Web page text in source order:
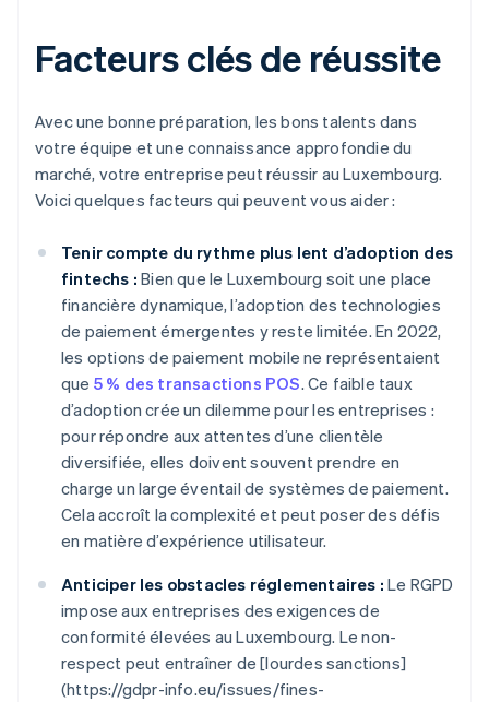
Facteurs clés de réussite
Avec une bonne préparation, les bons talents dans
votre équipe et une connaissance approfondie du
marché, votre entreprise peut réussir au Luxembourg.
Voici quelques facteurs qui peuvent vous aider :
Tenir compte du rythme plus lent d’adoption des
fintechs : Bien que le Luxembourg soit une place
financière dynamique, l’adoption des technologies
de paiement émergentes y reste limitée. En 2022,
les options de paiement mobile ne représentaient
que 5 % des transactions POS. Ce faible taux
d’adoption crée un dilemme pour les entreprises :
pour répondre aux attentes d’une clientèle
diversifiée, elles doivent souvent prendre en
charge un large éventail de systèmes de paiement.
Cela accroît la complexité et peut poser des défis
en matière d’expérience utilisateur.
Anticiper les obstacles réglementaires : Le RGPD
impose aux entreprises des exigences de
conformité élevées au Luxembourg. Le non-
respect peut entraîner de [lourdes sanctions]
(https://gdpr-info.eu/issues/fines-